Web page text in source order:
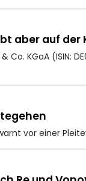
aber auf der
KGaA (ISIN:
vor einer